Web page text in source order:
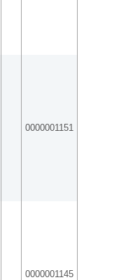
0000001151
0000001145